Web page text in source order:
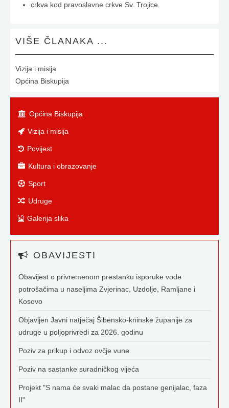
crkva kod pravoslavne crkve Sv. Trojice.
VIŠE ČLANAKA ...
Vizija i misija
Općina Biskupija
Općina Biskupija
Vizija i misija
Povijest
Kultura i obrazovanje
Sport
Udruge
Galerija slika
OBAVIJESTI
Obavijest o privremenom prestanku isporuke vode
potrošačima u naseljima Zvjerinac, Uzdolje, Ramljane i
Kosovo
Objavljen Javni natječaj Šibensko-kninske županije za
udruge u poljoprivredi za 2026. godinu
Poziv za prikup i odvoz ovčje vune
Poziv na sastanke suradničkog vijeća
Projekt "S nama će svaki malac da postane genijalac, faza
II"